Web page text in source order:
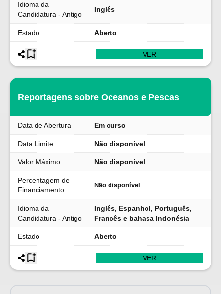
Idioma da
Candidatura - Antigo
Inglês
Estado Aberto
VER
Reportagens sobre Oceanos e Pescas
Data de Abertura Em curso
Data Limite Não disponível
Valor Máximo Não disponível
Percentagem de
Financiamento
Não disponível
Idioma da
Candidatura - Antigo
Inglês, Espanhol, Português,
Francês e bahasa Indonésia
Estado Aberto
VER